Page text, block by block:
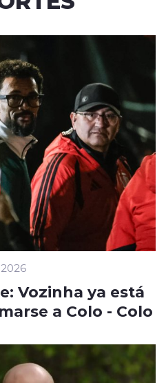
Vozinha ya está
a Colo - Colo